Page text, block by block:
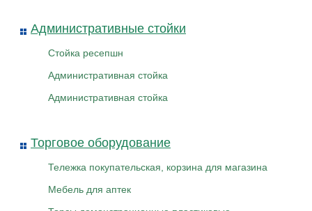
Административные стойки
Стойка ресепшн
Административная стойка
Административная стойка
Торговое оборудование
Тележка покупательская, корзина для магазина
Мебель для аптек